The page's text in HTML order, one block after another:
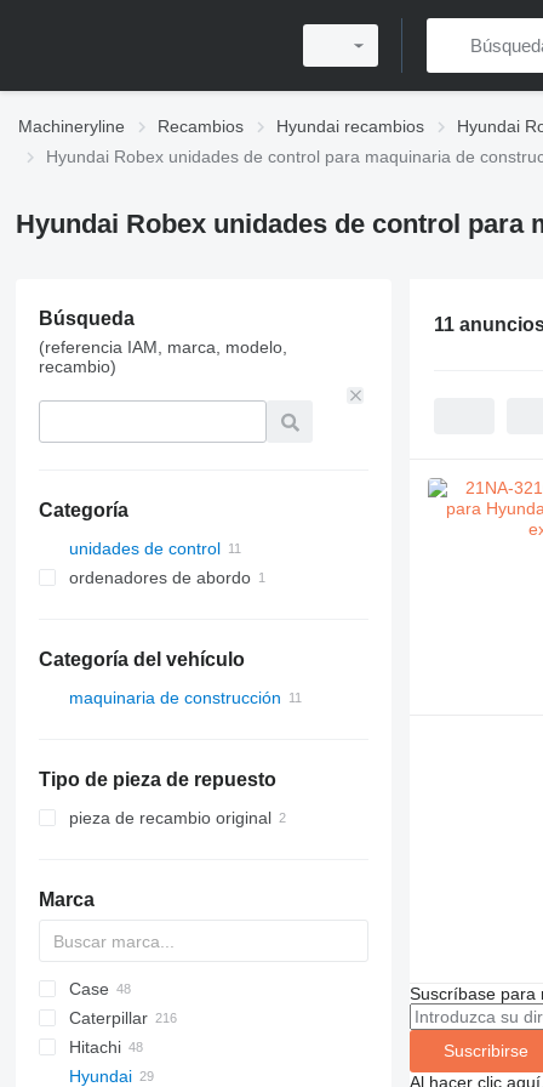
Machineryline Recambios Hyundai recambios Hyundai
Hyundai Robex unidades de control para maquinaria de
Hyundai Robex unidades de control para
Búsqueda
(referencia IAM, marca, modelo,
recambio)
Categoría
unidades de control
ordenadores de abordo
Categoría del vehículo
maquinaria de construcción
Tipo de pieza de repuesto
pieza de recambio original
Marca
AZ
1604
BM
BB
753
763
873
T series
Case
CX
Caterpillar
12M
120
C-series
AC
CC
DH
DX
EX
FH
AL
AT
GMK
HMK
Hitachi
EX
Hyundai
11
Suscríbase para
Suscribirse
Al hacer clic